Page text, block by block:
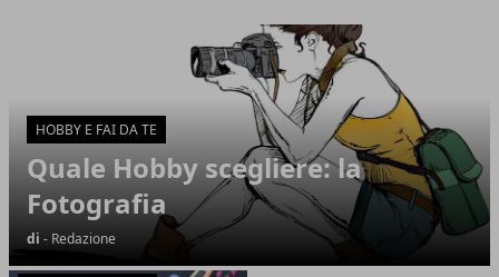
HOBBY E FAI DA TE
Quale Hobby scegliere: la
Fotografia
di - Redazione